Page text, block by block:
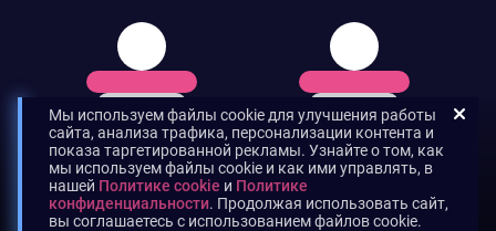
Мы используем файлы cookie для улучшения работы
сайта, анализа трафика, персонализации контента и
показа таргетированной рекламы. Узнайте о том, как
мы используем файлы cookie и как ими управлять, в
нашей Политике cookie и Политике
конфиденциальности. Продолжая использовать сайт,
вы соглашаетесь с использованием файлов cookie.